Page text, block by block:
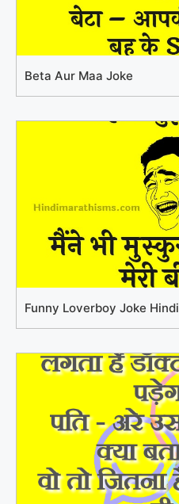
Beta Aur Maa Joke
Funny Loverboy Joke Hindi